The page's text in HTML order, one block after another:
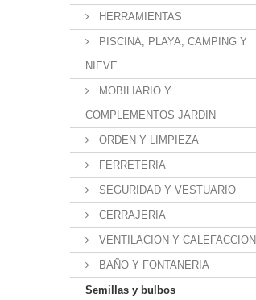
HERRAMIENTAS
PISCINA, PLAYA, CAMPING Y
NIEVE
MOBILIARIO Y
COMPLEMENTOS JARDIN
ORDEN Y LIMPIEZA
FERRETERIA
SEGURIDAD Y VESTUARIO
CERRAJERIA
VENTILACION Y CALEFACCION
BAÑO Y FONTANERIA
Semillas y bulbos